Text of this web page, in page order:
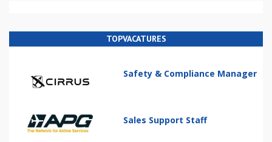
TOPVACATURES
Safety & Compliance Manager
Sales Support Staff